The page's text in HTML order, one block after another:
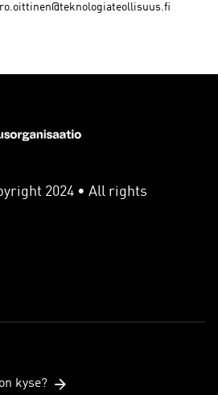
2024 • All rights
kyse?